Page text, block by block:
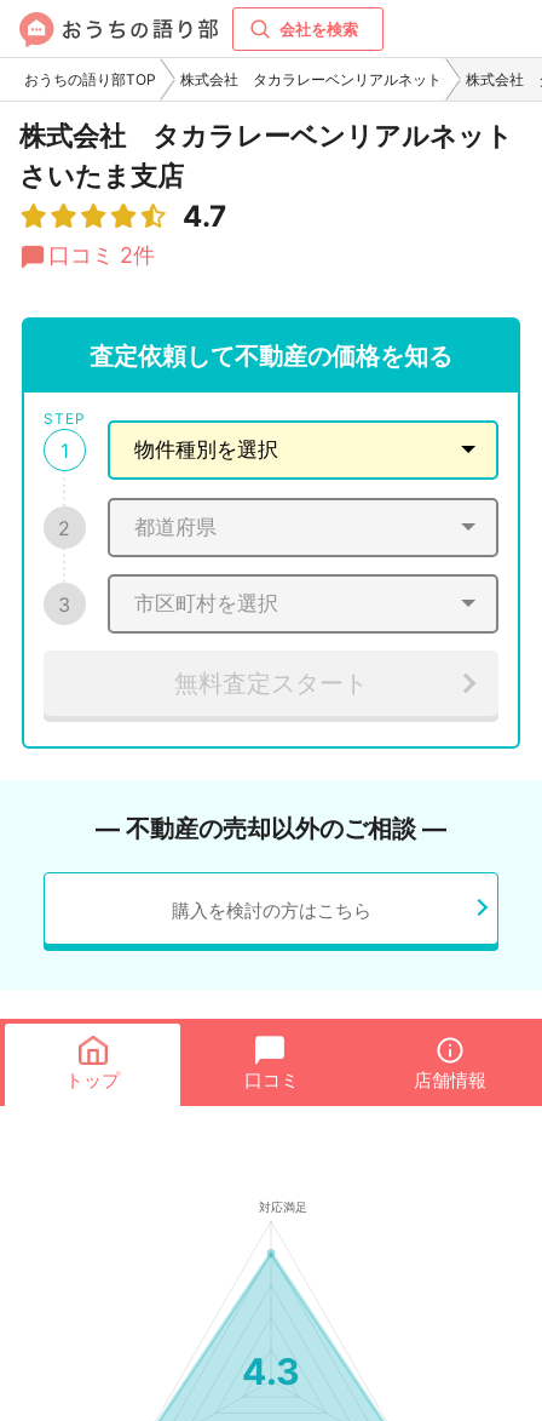
会社を検索
おうちの語り部TOP 株式会社 タカラレーベンリアルネット 株式会社
株式会社 タカラレーベンリアルネット
さいたま支店
4.7
口コミ 2件
査定依頼して不動産の価格を知る
STEP
1
2
3
無料査定スタート
― 不動産の売却以外のご相談 ―
購入を検討の方はこちら
トップ 口コミ 店舗情報
4.3